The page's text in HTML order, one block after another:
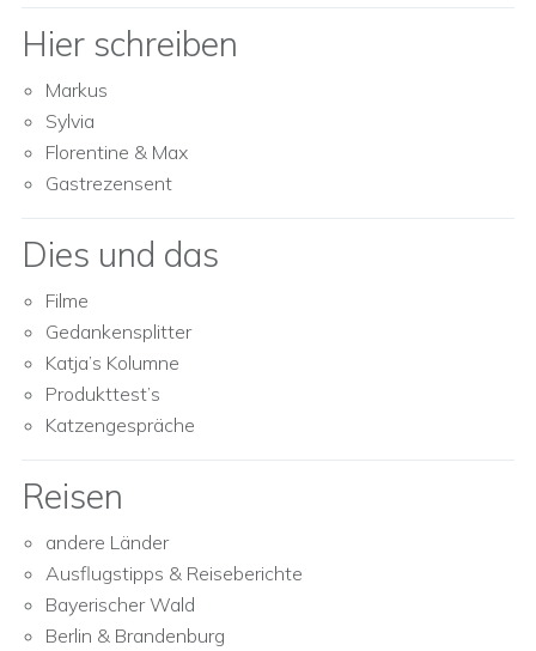
Hier schreiben
Markus
Sylvia
Florentine & Max
Gastrezensent
Dies und das
Filme
Gedankensplitter
Katja’s Kolumne
Produkttest’s
Katzengespräche
Reisen
andere Länder
Ausflugstipps & Reiseberichte
Bayerischer Wald
Berlin & Brandenburg